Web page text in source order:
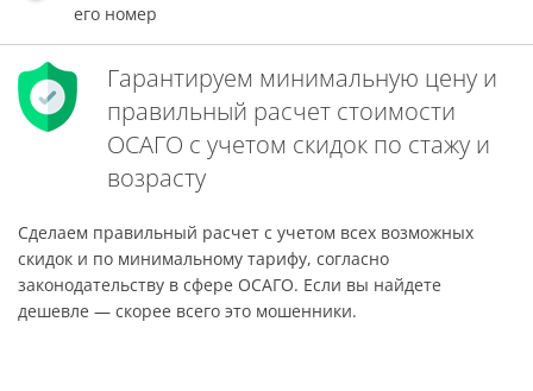
его номер
Гарантируем минимальную цену и
правильный расчет стоимости
ОСАГО с учетом скидок по стажу и
возрасту
Сделаем правильный расчет с учетом всех возможных
скидок и по минимальному тарифу, согласно
законодательству в сфере ОСАГО. Если вы найдете
дешевле — скорее всего это мошенники.